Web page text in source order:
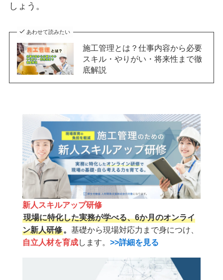
しょう。
あわせて読みたい
施工管理とは？仕事内容から必要
スキル・やりがい・将来性まで徹
底解説
新人スキルアップ研修
現場に特化した実務が学べる、6か月のオンライ
ン新人研修。 基礎から現場対応力まで身につけ、
自立人材を育成します。 >>詳細を見る